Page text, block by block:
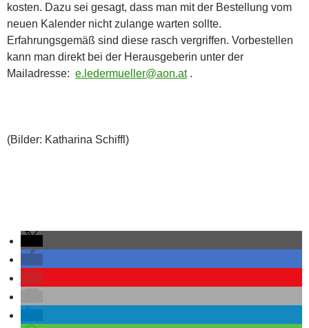
kosten. Dazu sei gesagt, dass man mit der Bestellung vom
neuen Kalender nicht zulange warten sollte.
Erfahrungsgemäß sind diese rasch vergriffen. Vorbestellen
kann man direkt bei der Herausgeberin unter der
Mailadresse: e.ledermueller@aon.at.
(Bilder: Katharina Schiffl)